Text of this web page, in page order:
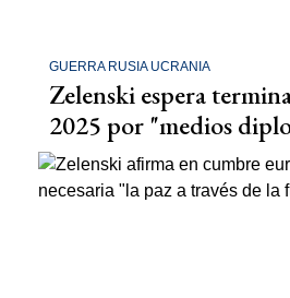
GUERRA RUSIA UCRANIA
Zelenski espera
2025 por "medios